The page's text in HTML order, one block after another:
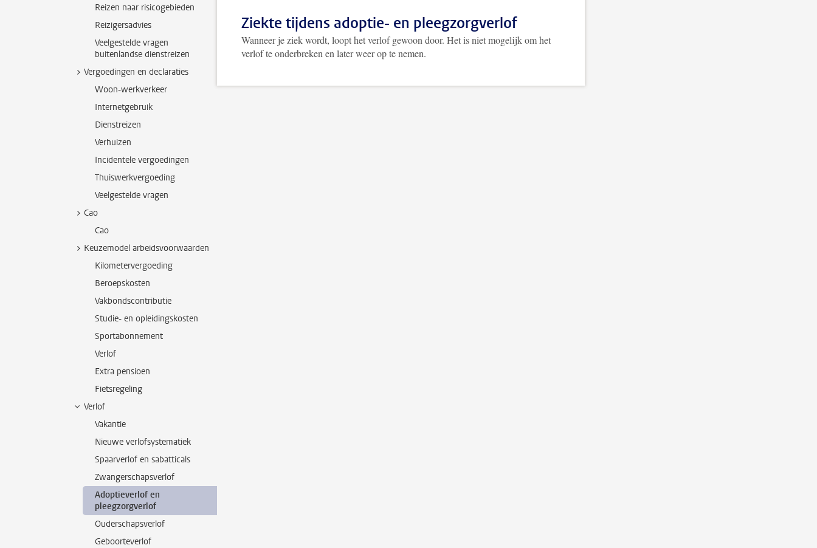
Reizen naar risicogebieden
Reizigersadvies
Veelgestelde vragen
buitenlandse dienstreizen
Vergoedingen en declaraties
Woon-werkverkeer
Internetgebruik
Dienstreizen
Verhuizen
Incidentele vergoedingen
Thuiswerkvergoeding
Veelgestelde vragen
Cao
Cao
Keuzemodel arbeidsvoorwaarden
Kilometervergoeding
Beroepskosten
Vakbondscontributie
Studie- en opleidingskosten
Sportabonnement
Verlof
Extra pensioen
Fietsregeling
Verlof
Vakantie
Nieuwe verlofsystematiek
Spaarverlof en sabatticals
Zwangerschapsverlof
Adoptieverlof en
pleegzorgverlof
Ouderschapsverlof
Geboorteverlof
Ziekte tijdens adoptie- en pleegzorgverlof
Wanneer je ziek wordt, loopt het verlof gewoon door. Het is niet mogelijk om het
verlof te onderbreken en later weer op te nemen.